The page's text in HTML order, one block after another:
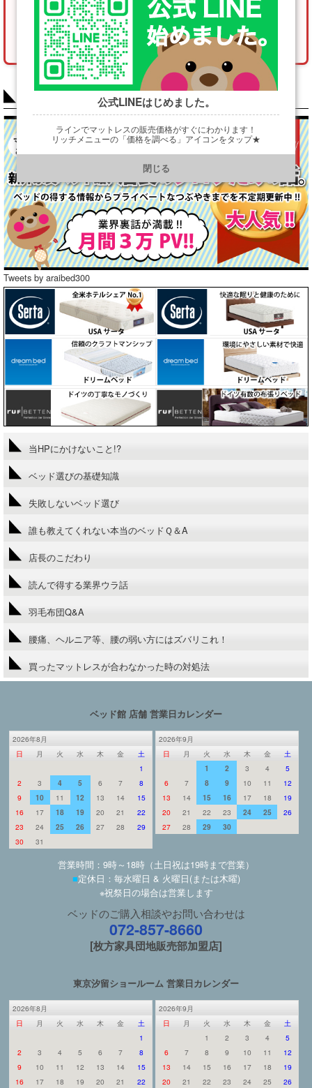
※正確な商品をお届けするため、情報の詳細入力にご協力をお願いいた
します。（* は必須項目です）
Tweets by araibed300
当HPにかけないこと!?
ベッド選びの基礎知識
失敗しないベッド選び
誰も教えてくれない本当のベッドＱ＆A
店長のこだわり
読んで得する業界ウラ話
羽毛布団Q&A
腰痛、ヘルニア等、腰の弱い方にはズバリこれ！
買ったマットレスが合わなかった時の対処法
ベッド館 店舗 営業日カレンダー
2026年8月
日
月 火 水 木 金
土
1
2
3 4 5 6 7
8
9
10 11 12 13 14
15
16
17 18 19 20 21
22
23
24 25 26 27 28
29
30
31
2026年9月
日
月 火 水 木 金
土
1
2 3 4
5
6
7 8 9 10 11
12
13
14 15 16 17 18
19
20
21 22 23 24 25
26
27
28 29 30
営業時間：9時～18時（土日祝は19時まで営業）
■定休日：毎水曜日 & 火曜日(または木曜)
※祝祭日の場合は営業します
ベッドのご購入相談やお問い合わせは
072-857-8660
[枚方家具団地販売部加盟店]
東京汐留ショールーム 営業日カレンダー
2026年8月
日
月 火 水 木 金
土
1
2
3 4 5 6 7
8
9
10 11 12 13 14
15
16
17 18 19 20 21
22
2026年9月
日
月 火 水 木 金
土
1
2 3 4
5
6
7 8 9 10 11
12
13
14 15 16 17 18
19
20
21 22 23 24 25
26
公式LINEはじめました。
ラインでマットレスの販売価格がすぐにわかります！
リッチメニューの「価格を調べる」アイコンをタップ★
https://line.me/R/ti/p/@901ptzjz
閉じる